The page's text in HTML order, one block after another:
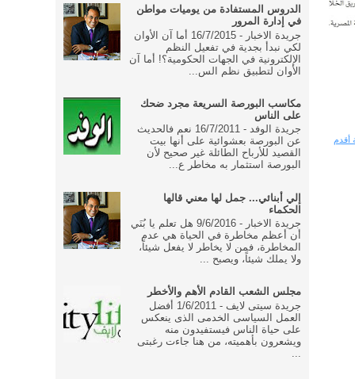
أقدم
الدروس المستفادة من يوميات مواطن
في إدارة المرور
جريدة الاخبار - 16/7/2015 أما آن الأوان
لكي نبدأ بجدية في تفعيل النظم
الإلكترونية في الجهات الحكومية؟! أما آن
الأوان لتطبيق نظم الس...
مكاسب البورصة السريعة مجرد ضحك
على الناس
جريدة الوفد - 16/7/2011 نعم فالحديث
عن البورصة بعشوائية على أنها بيت
القصيد للأرباح الطائلة غير صحيح لأن
البورصة استثمار به مخاطر ع...
إلي أبنائي... جمل لها معني قالها
الحكماء
جريدة الاخبار - 9/6/2016 هل تعلم يا بُنَي
أن أعظم مخاطرة في الحياة هي عدم
المخاطرة، فمن لا يخاطر لا يفعل شيئاً،
ولا يملك شيئاً، ويصبح ...
مجلس الشعب القادم الأهم والأخطر
جريدة سيتى لايف - 1/6/2011 أفضل
العمل السياسى الخدمى الذى ينعكس
على حياة الناس فيستفيدون منه
ويشعرون بأهميته، من هنا جاءت رغبتى